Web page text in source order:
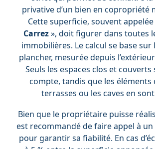
privative d’un bien en copropriété
Cette superficie, souvent appelée
Carrez», doit figurer dans toutes
immobilières. Le calcul se base sur
plancher, mesurée depuis
Seuls les espaces clos et
compte, tandis que les éléments
terrasses ou les caves en
Bien que le propriétaire puisse
est recommandé de faire appel à
pour garantir sa fiabilité. En cas